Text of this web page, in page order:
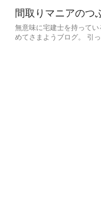
間取りマニアのつ
無意味に宅建士を持って
めてさまようブログ。 引